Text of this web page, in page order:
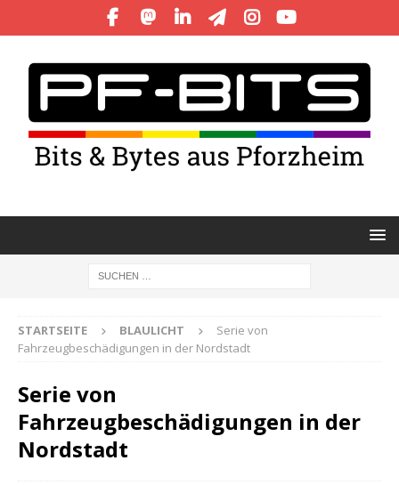
STARTSEITE BLAULICHT
Serie von
Fahrzeugbeschädigungen in der Nordstadt
Serie von
Fahrzeugbeschädigungen in der
Nordstadt